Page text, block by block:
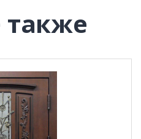
также